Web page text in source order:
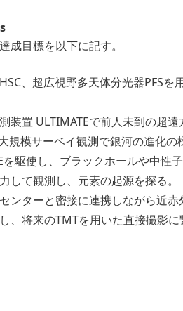
成目標を以下に記す。
、超広視野多天体分光器PFS
装置 ULTIMATEで前人未到の超
規模サーベイ観測で銀河の進化の
を駆使し、ブラックホールや中
して観測し、元素の起源を探る。
ンターと密接に連携しながら近
、将来のTMTを用いた直接撮影に